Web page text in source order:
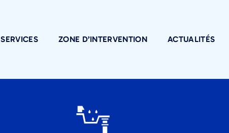
SERVICES ZONE D’INTERVENTION ACTUALITÉS